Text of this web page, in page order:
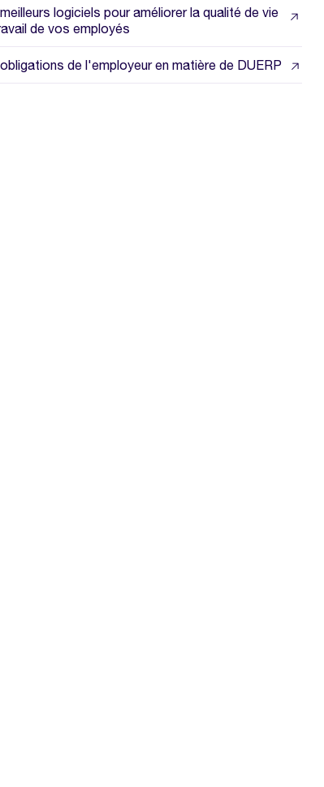
logiciels pour améliorer la qualité de vie
de vos employés
de l'employeur en matière de DUERP